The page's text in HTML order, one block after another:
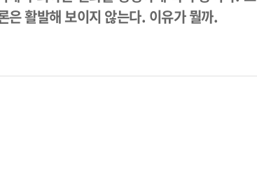
은 활발해 보이지 않는다. 이유가 뭘까.